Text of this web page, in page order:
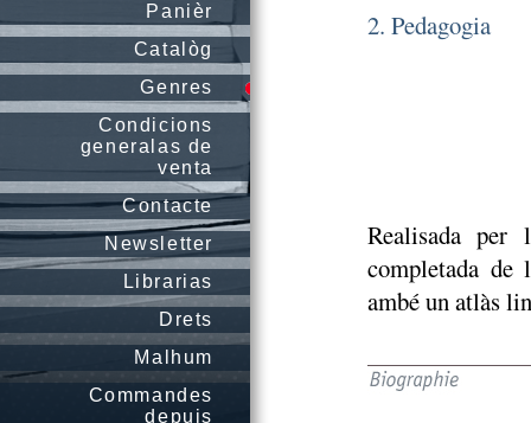
Panièr
Catalòg
Genres
Condicions
generalas de
venta
Contacte
Newsletter
Librarias
Drets
Malhum
Commandes
depuis
2. Pedagogia
Realisada per
completada de
ambé un atlàs